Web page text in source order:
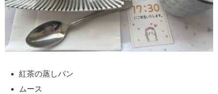
紅茶の蒸しパン
ムース